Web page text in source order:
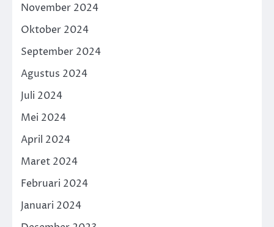
November 2024
Oktober 2024
September 2024
Agustus 2024
Juli 2024
Mei 2024
April 2024
Maret 2024
Februari 2024
Januari 2024